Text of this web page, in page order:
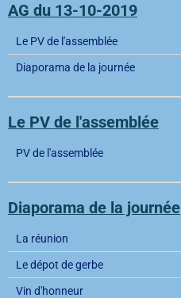
AG du 13-10-2019
Le PV de l'assemblée
Diaporama de la journée
Le PV de l'assemblée
PV de l'assemblée
Diaporama de la journée
La réunion
Le dépot de gerbe
Vin d'honneur